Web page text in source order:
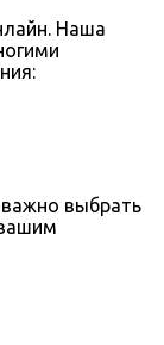
Наша
важно выбрать